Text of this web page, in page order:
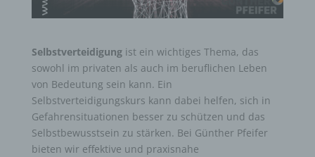
Selbstverteidigungist ein wichtiges Thema, das
sowohl im privaten als auch im beruflichen Leben
von Bedeutung sein kann. Ein
Selbstverteidigungskurs kann dabei helfen, sich in
Gefahrensituationen besser zu schützen und das
Selbstbewusstsein zu stärken. Bei Günther Pfeifer
bieten wir effektive und praxisnahe